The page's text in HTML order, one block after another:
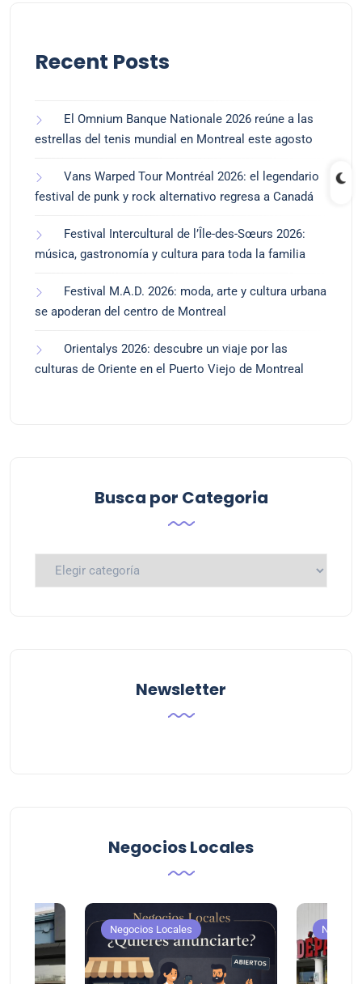
Recent Posts
El Omnium Banque Nationale 2026 reúne a las
estrellas del tenis mundial en Montreal este agosto
Vans Warped Tour Montréal 2026: el legendario
festival de punk y rock alternativo regresa a Canadá
Festival Intercultural de l’Île-des-Sœurs 2026:
música, gastronomía y cultura para toda la familia
Festival M.A.D. 2026: moda, arte y cultura urbana
se apoderan del centro de Montreal
Orientalys 2026: descubre un viaje por las
culturas de Oriente en el Puerto Viejo de Montreal
Busca por Categoria
Newsletter
Negocios Locales
Negocios Locales